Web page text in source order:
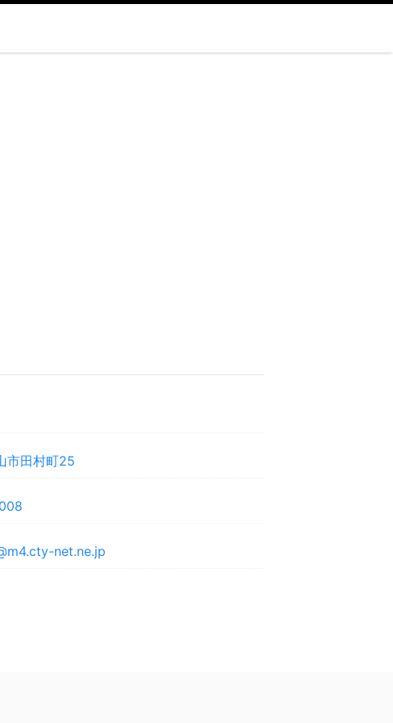
市田村町25
net.ne.jp